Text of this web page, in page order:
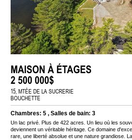
MAISON À ÉTAGES
2 500 000$
15, MTÉE DE LA SUCRERIE
BOUCHETTE
Chambres: 5 , Salles de bain: 3
Un lac privé. Plus de 422 acres. Un lieu où les
deviennent un véritable héritage. Ce domaine
rare, une liberté absolue et une nature grandiose. La